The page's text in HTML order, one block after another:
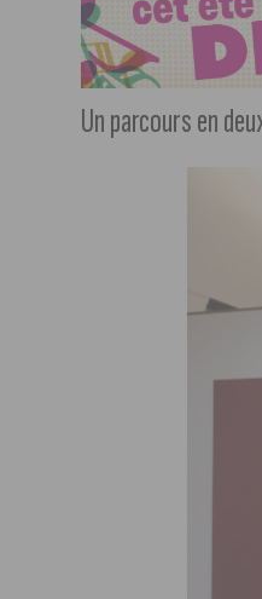
Un parcours en